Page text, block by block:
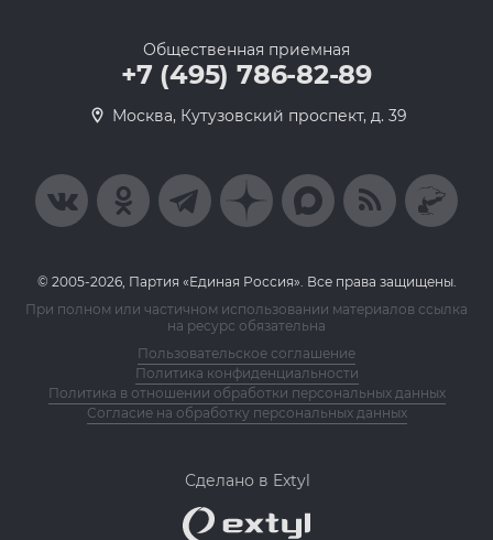
Общественная приемная
+7 (495) 786-82-89
Москва, Кутузовский проспект, д. 39
© 2005-2026, Партия «Единая Россия». Все права защищены.
При полном или частичном использовании материалов ссылка
на ресурс обязательна
Пользовательское соглашение
Политика конфиденциальности
Политика в отношении обработки персональных данных
Согласие на обработку персональных данных
Сделано в Extyl